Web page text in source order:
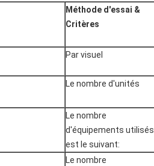
Méthode d'essai &
Critères
Par visuel
Le nombre d'unités
Le nombre
d'équipements utilisés
est le suivant:
Le nombre